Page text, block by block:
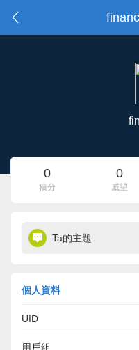
0
積分
0
威望
Ta的主題
個人資料
UID
用戶組